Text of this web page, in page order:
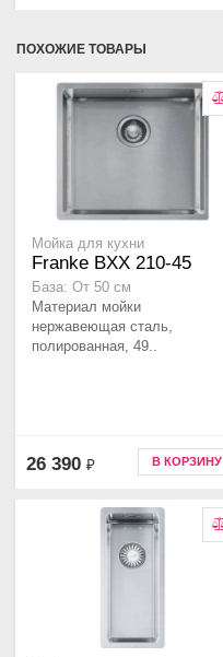
ПОХОЖИЕ ТОВАРЫ
Мойка для кухни
Franke BXX 210-45
База: От 50 см
Материал мойки
нержавеющая сталь,
полированная, 49..
26 390 ₽ В КОРЗИНУ